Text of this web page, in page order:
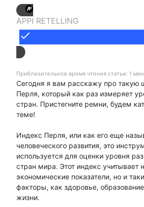
APPI RETELLING
done
Приблизительное время чтения статьи: 1
Сегодня я вам расскажу про такую
Перля, который как раз измеряет
стран. Пристегните ремни, будем
теме!
Индекс Перля, или как его еще
человеческого развития, это
используется для оценки уровня
стран мира. Этот индекс учитывает
экономические показатели, но и
факторы, как здоровье,
жизни.